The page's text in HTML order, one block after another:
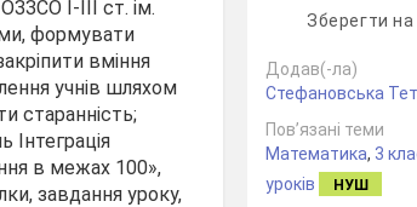
І-ІІІ ст. ім.
формувати
вміння
учнів шляхом
старанність;
в межах 100»,
завдання уроку,
Зберегти на
Додав(-ла)
Стефановська
Пов’язані теми
Математика, 3
уроків
НУШ